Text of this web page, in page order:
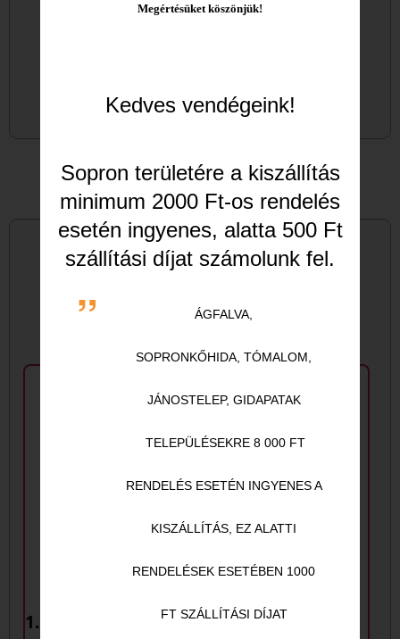
Ára:2.990Ft
MÁSOK EZEKET
VÁLASZTOTTÁK
1. Bolognai spagetti
4. Spenótos-
Megértésüket köszönjük!
Kedves vendégeink!
Sopron területére a kiszállítás
minimum 2000 Ft-os rendelés
esetén ingyenes, alatta 500 Ft
szállítási díjat számolunk fel.
ÁGFALVA,
SOPRONKŐHIDA, TÓMALOM,
JÁNOSTELEP, GIDAPATAK
TELEPÜLÉSEKRE 8 000 FT
RENDELÉS ESETÉN INGYENES A
KISZÁLLÍTÁS, EZ ALATTI
RENDELÉSEK ESETÉBEN 1000
FT SZÁLLÍTÁSI DÍJAT